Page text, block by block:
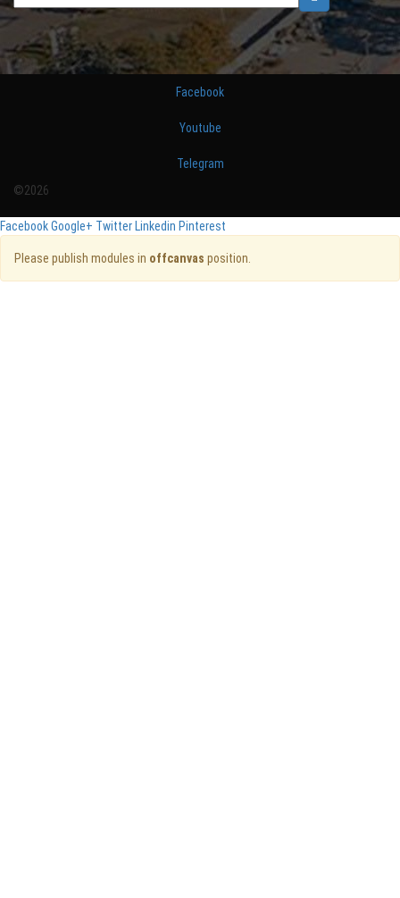
Facebook
Youtube
Telegram
©2026
FacebookGoogle+ TwitterLinkedin Pinterest
Please publish modules in offcanvas position.